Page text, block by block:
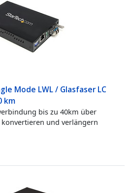
Mode LWL / Glasfaser LC
km
bis zu 40km über
konvertieren und verlängern